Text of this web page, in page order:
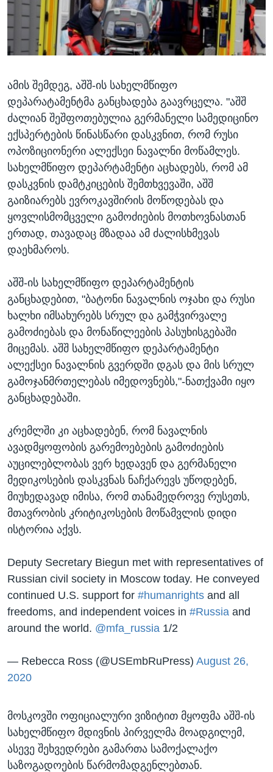
ამის შემდეგ, აშშ-ის სახელმწიფო
დეპარატამენტმა განცხადება გაავრცელა. "აშშ
ძალიან შეშფოთებულია გერმანელი სამედიცინო
ექსპერტების წინასწარი დასკვნით, რომ რუსი
ოპოზიციონერი ალექსეი ნავალნი მოწამლეს.
სახელმწიფო დეპარტამენტი აცხადებს, რომ ამ
დასკვნის დამტკიცების შემთხვევაში, აშშ
გაიზიარებს ევროკავშირის მოწოდებას და
ყოვლისმომცველი გამოძიების მოთხოვნასთან
ერთად, თავადაც მზადაა ამ ძალისხმევას
დაეხმაროს.
აშშ-ის სახელმწიფო დეპარტამენტის
განცხადებით, "ბატონი ნავალნის ოჯახი და რუსი
ხალხი იმსახურებს სრულ და გამჭვირვალე
გამოძიებას და მონაწილეების პასუხისგებაში
მიცემას. აშშ სახელმწიფო დეპარტამენტი
ალექსეი ნავალნის გვერდში დგას და მის სრულ
გამოჯანმრთელებას იმედოვნებს,"-ნათქვამი იყო
განცხადებაში.
კრემლში კი აცხადებენ, რომ ნავალნის
ავადმყოფობის გარემოებების გამოძიების
აუცილებლობას ვერ ხედავენ და გერმანელი
მედიკოსების დასკვნას ნაჩქარევს უწოდებენ,
მიუხედავად იმისა, რომ თანამედროვე რუსეთს,
მთავრობის კრიტიკოსების მოწამვლის დიდი
ისტორია აქვს.
Deputy Secretary Biegun met with representatives of
Russian civil society in Moscow today. He conveyed
continued U.S. support for #humanrights and all
freedoms, and independent voices in #Russia and
around the world. @mfa_russia 1/2
— Rebecca Ross (@USEmbRuPress) August 26,
2020
მოსკოვში ოფიციალური ვიზიტით მყოფმა აშშ-ის
სახელმწიფო მდივნის პირველმა მოადგილემ,
ასევე შეხვედრები გამართა სამოქალაქო
საზოგადოების წარმომადგენლებთან.